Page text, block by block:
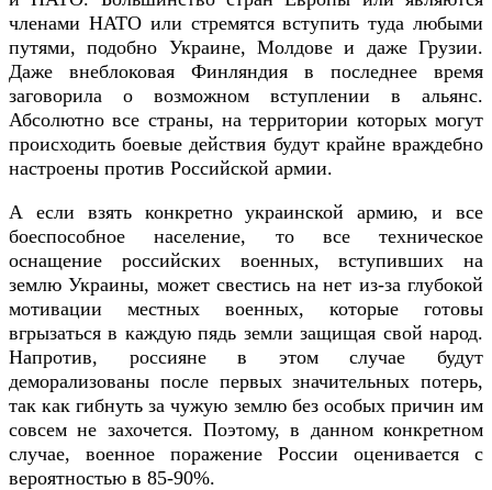
членами НАТО или стремятся вступить туда любыми
путями, подобно Украине, Молдове и даже Грузии.
Даже внеблоковая Финляндия в последнее время
заговорила о возможном вступлении в альянс.
Абсолютно все страны, на территории которых могут
происходить боевые действия будут крайне враждебно
настроены против Российской армии.
А если взять конкретно украинской армию, и все
боеспособное население, то все техническое
оснащение российских военных, вступивших на
землю Украины, может свестись на нет из-за глубокой
мотивации местных военных, которые готовы
вгрызаться в каждую пядь земли защищая свой народ.
Напротив, россияне в этом случае будут
деморализованы после первых значительных потерь,
так как гибнуть за чужую землю без особых причин им
совсем не захочется. Поэтому, в данном конкретном
случае, военное поражение России оценивается с
вероятностью в 85-90%.